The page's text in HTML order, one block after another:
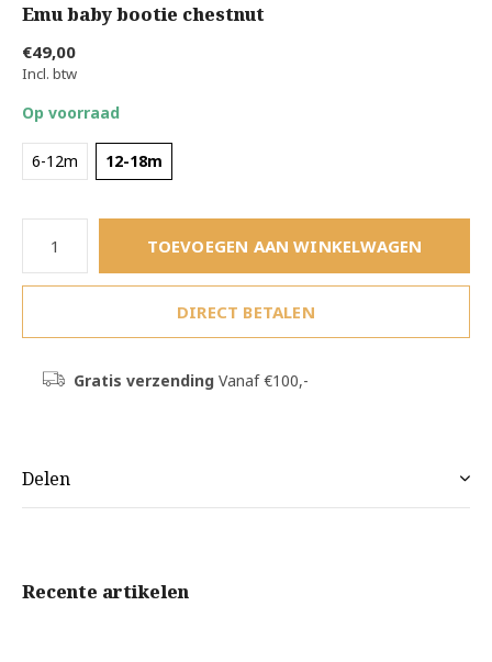
Emu baby bootie chestnut
€49,00
Incl. btw
Op voorraad
6-12m 12-18m
TOEVOEGEN AAN WINKELWAGEN
DIRECT BETALEN
Gratis verzendingVanaf €100,-
Delen
Recente artikelen